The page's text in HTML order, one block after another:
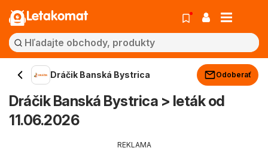
Letakomat
Dráčik Banská Bystrica Odoberať
Dráčik Banská Bystrica > leták od
11.06.2026
REKLAMA